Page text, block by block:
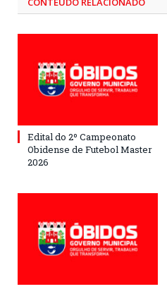
Edital do 2º Campeonato
Obidense de Futebol Master
2026